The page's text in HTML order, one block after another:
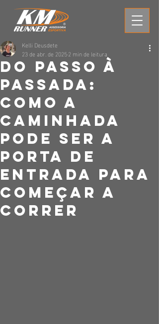
Do Passo à
Passada:
Como a
Caminhada
Pode Ser a
Porta de
Entrada para
começar a
correr
Kelli Deusdete
23 de abr. de 20252 min de leitura